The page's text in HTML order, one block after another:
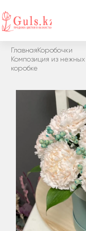
Главная Коробочки
Композиция из
коробке